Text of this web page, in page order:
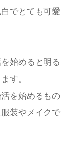
でとても可愛
始めると明る
す。
を始めるもの
装やメイクで